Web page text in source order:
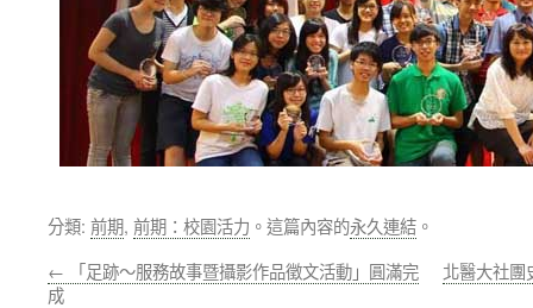
分類: 前期, 前期：校園活力 。這篇內容的永久連結 。
← 「足跡～服務故事暨攝影作品徵文活動」圓滿完
成
北醫大社團